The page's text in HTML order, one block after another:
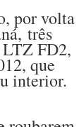
por volta
três
FD2,
que
interior.